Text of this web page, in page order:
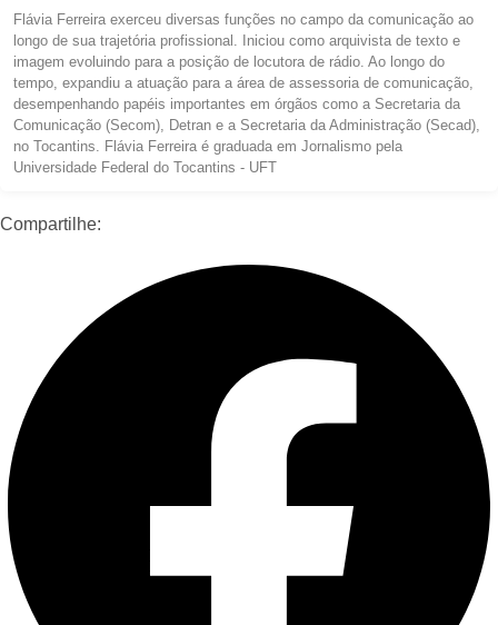
Flávia Ferreira exerceu diversas funções no campo da comunicação ao
longo de sua trajetória profissional. Iniciou como arquivista de texto e
imagem evoluindo para a posição de locutora de rádio. Ao longo do
tempo, expandiu a atuação para a área de assessoria de comunicação,
desempenhando papéis importantes em órgãos como a Secretaria da
Comunicação (Secom), Detran e a Secretaria da Administração (Secad),
no Tocantins. Flávia Ferreira é graduada em Jornalismo pela
Universidade Federal do Tocantins - UFT
Compartilhe: